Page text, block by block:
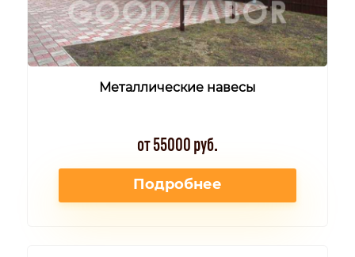
Металлические навесы
от 55000 руб.
Подробнее